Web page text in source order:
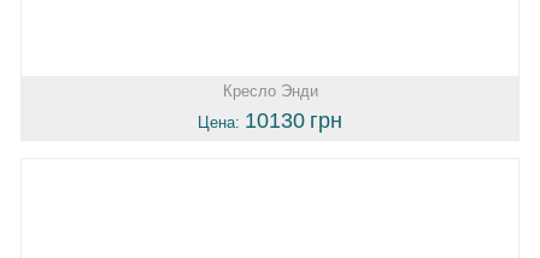
Кресло Энди
Цена: 10130 грн